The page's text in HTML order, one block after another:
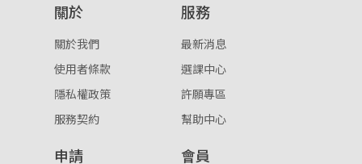
入。
重設密碼
點擊下方「確定」將前一位使用者強制登出。
確定
取消
關於
關於我們
使用者條款
隱私權政策
服務契約
服務
最新消息
選課中心
許願專區
幫助中心
申請 會員